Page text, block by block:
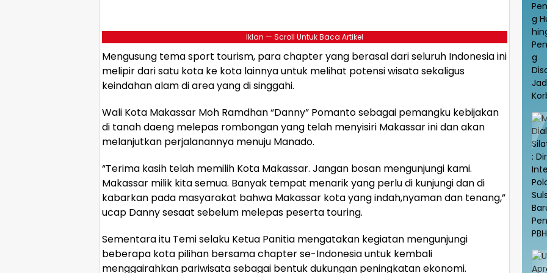
Iklan — Scroll Untuk Baca Artikel
Mengusung tema sport tourism, para chapter yang berasal dari seluruh Indonesia ini
melipir dari satu kota ke kota lainnya untuk melihat potensi wisata sekaligus
keindahan alam di area yang di singgahi.
Wali Kota Makassar Moh Ramdhan “Danny” Pomanto sebagai pemangku kebijakan
di tanah daeng melepas rombongan yang telah menyisiri Makassar ini dan akan
melanjutkan perjalanannya menuju Manado.
“Terima kasih telah memilih Kota Makassar. Jangan bosan mengunjungi kami.
Makassar milik kita semua. Banyak tempat menarik yang perlu di kunjungi dan di
kabarkan pada masyarakat bahwa Makassar kota yang indah,nyaman dan tenang,”
ucap Danny sesaat sebelum melepas peserta touring.
Sementara itu Temi selaku Ketua Panitia mengatakan kegiatan mengunjungi
beberapa kota pilihan bersama chapter se-Indonesia untuk kembali
menggairahkan pariwisata sebagai bentuk dukungan peningkatan ekonomi.